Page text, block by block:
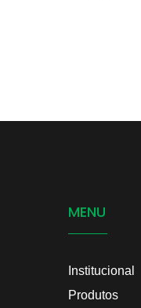
MENU
Institucional
Produtos